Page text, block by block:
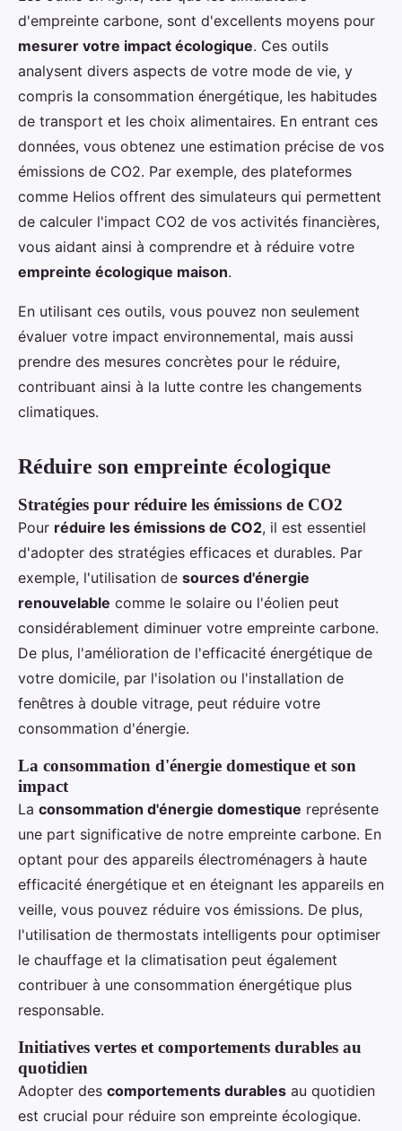
d'empreinte carbone, sont d'excellents moyens pour
mesurer votre impact écologique. Ces outils
analysent divers aspects de votre mode de vie, y
compris la consommation énergétique, les habitudes
de transport et les choix alimentaires. En entrant ces
données, vous obtenez une estimation précise de vos
émissions de CO2. Par exemple, des plateformes
comme Helios offrent des simulateurs qui permettent
de calculer l'impact CO2 de vos activités financières,
vous aidant ainsi à comprendre et à réduire votre
empreinte écologique maison.
En utilisant ces outils, vous pouvez non seulement
évaluer votre impact environnemental, mais aussi
prendre des mesures concrètes pour le réduire,
contribuant ainsi à la lutte contre les changements
climatiques.
Réduire son empreinte écologique
Stratégies pour réduire les émissions de CO2
Pour réduire les émissions de CO2, il est essentiel
d'adopter des stratégies efficaces et durables. Par
exemple, l'utilisation de sources d'énergie
renouvelable comme le solaire ou l'éolien peut
considérablement diminuer votre empreinte carbone.
De plus, l'amélioration de l'efficacité énergétique de
votre domicile, par l'isolation ou l'installation de
fenêtres à double vitrage, peut réduire votre
consommation d'énergie.
La consommation d'énergie domestique et son
impact
La consommation d'énergie domestique représente
une part significative de notre empreinte carbone. En
optant pour des appareils électroménagers à haute
efficacité énergétique et en éteignant les appareils en
veille, vous pouvez réduire vos émissions. De plus,
l'utilisation de thermostats intelligents pour optimiser
le chauffage et la climatisation peut également
contribuer à une consommation énergétique plus
responsable.
Initiatives vertes et comportements durables au
quotidien
Adopter des comportements durables au quotidien
est crucial pour réduire son empreinte écologique.